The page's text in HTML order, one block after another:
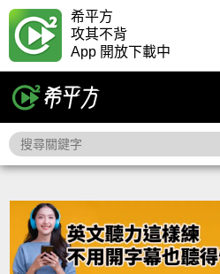
希平方
攻其不背
App 開放下載中